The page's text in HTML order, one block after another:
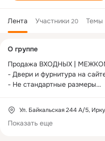
Лента Участники 20 Темы
колонка
О группе
Продажа ВХОДНЫХ |
- Двери и фурнитура на
- Не стандартные размеры
- по ценам склада;
- Доставка по всей России
- Замер / Доставка /
Ул. Байкальская 244 А/5,
Показать еще